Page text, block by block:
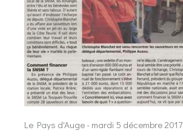
Le Pays d'Auge - mardi 5 décembre 2017